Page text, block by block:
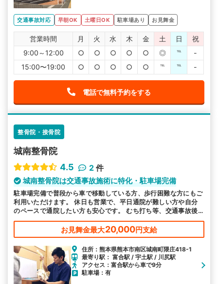
交通事故対応 早朝OK 土曜日OK 駐車場あり お見舞金
営業時間 月 火 水 木 金 土 日
祝
9:00～12:00
○ ○ ○ ○ ○ ◎ ℡
-
15:00〜19:00
○ ○ ○ ○ ○ ℡ ℡ -
電話で無料予約をする
整骨院・接骨院
城南整骨院
4.5
2 件
城南整骨院は交通事故施術に特化・駐車場完備
駐車場完備で普段から車で移動している方、歩行困難な方にもご
利用いただけます。 休日も営業で、平日通院が難しい方や自分
のペースで通院したい方も安心です。 むち打ち等、交通事故後
の各症状の施術を得意としています。
お見舞金最大20,000円支給
住所：熊本県熊本市南区城南町隈庄418-1
最寄り駅： 富合駅 / 宇土駅 / 川尻駅
アクセス：富合駅から車で9分
駐車場：有